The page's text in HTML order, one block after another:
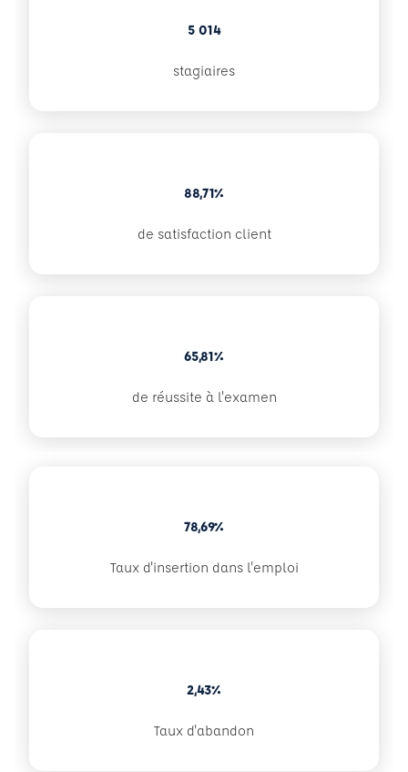
5 014
stagiaires
88,71%
de satisfaction client
65,81%
de réussite à l'examen
78,69%
Taux d'insertion dans l'emploi
2,43%
Taux d'abandon